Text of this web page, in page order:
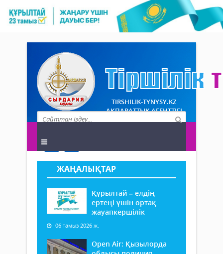
TIRSHILIK-TYNYSY.KZ
АҚПАРАТТЫҚ АГЕНТТІГІ
ЖАҢАЛЫҚТАР
Құрылтай – елдің
ертеңі үшін ортақ
жауапкершілік
06 тамыз 2026 ж.
Open Air: Қызылорда